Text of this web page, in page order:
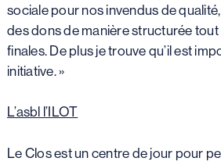
sociale pour nos invendus de
des dons de manière structurée
finales. De plus je trouve qu’il est
initiative. »
L’asbl l’ILOT
Le Clos est un centre de jour pour